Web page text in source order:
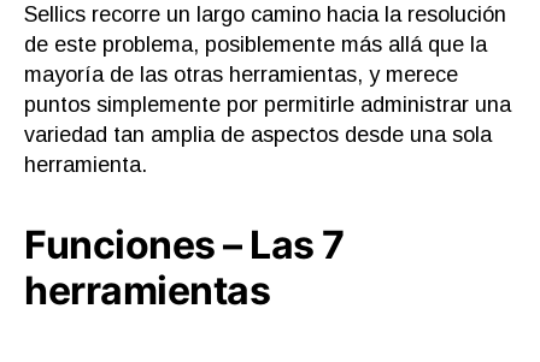
Sellics recorre un largo camino hacia la resolución
de este problema, posiblemente más allá que la
mayoría de las otras herramientas, y merece
puntos simplemente por permitirle administrar una
variedad tan amplia de aspectos desde una sola
herramienta.
Funciones – Las 7
herramientas